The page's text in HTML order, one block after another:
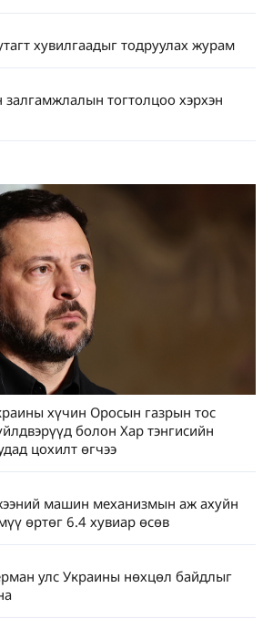
хувилгаадыг тодруулах журам
залгамжлалын тогтолцоо хэрхэн
хүчин Оросын газрын тос
болон Хар тэнгисийн
цохилт өгчээ
машин механизмын аж ахуйн
өртөг 6.4 хувиар өсөв
улс Украины нөхцөл байдлыг